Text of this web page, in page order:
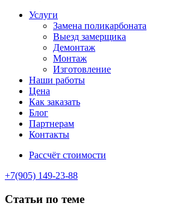
Услуги
Замена поликарбоната
Выезд замерщика
Демонтаж
Монтаж
Изготовление
Наши работы
Цена
Как заказать
Блог
Партнерам
Контакты
Рассчёт стоимости
+7(905) 149-23-88
Статьи по теме